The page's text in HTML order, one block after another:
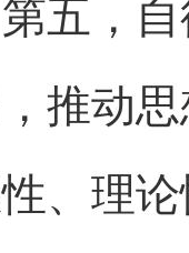
五，
动思
、理